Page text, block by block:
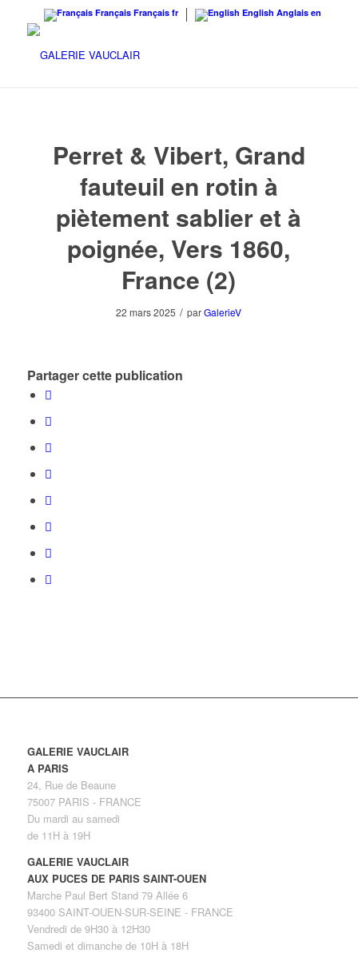
Français Français fr English Anglais en
Perret & Vibert, Grand
fauteuil en rotin à
piètement sablier et à
poignée, Vers 1860,
France (2)
22 mars 2025 / parGalerieV
Partager cette publication
GALERIE VAUCLAIR
A PARIS
24, Rue de Beaune
75007 PARIS - FRANCE
Du mardi au samedi
de 11H à 19H
GALERIE VAUCLAIR
AUX PUCES DE PARIS SAINT-OUEN
Marche Paul Bert Stand 79 Allée 6
93400 SAINT-OUEN-SUR-SEINE - FRANCE
Vendredi de 9H30 à 12H30
Samedi et dimanche de 10H à 18H